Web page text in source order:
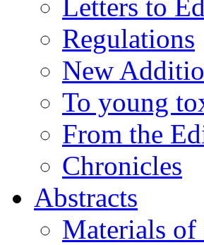
Letters to
Regulations
New
To young
From the
Chronicles
Abstracts
Materials of